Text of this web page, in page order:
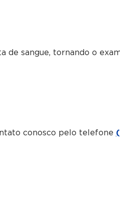
de sangue, tornando o
conosco pelo telefone